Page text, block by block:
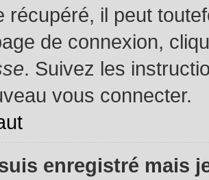
récupéré, il peut
de connexion,
. Suivez les
vous connecter.
enregistré mais